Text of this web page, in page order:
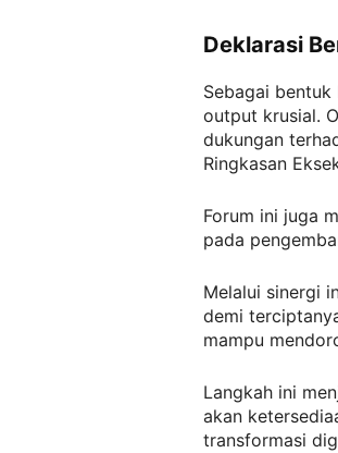
Deklarasi
Sebagai
output krusial.
dukungan
Ringkasan
Forum ini juga
pada
Melalui sinergi
demi
mampu
Langkah ini
akan
transformasi